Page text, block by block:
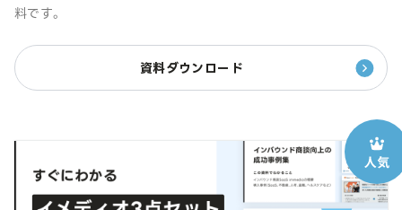
料です。
資料ダウンロード